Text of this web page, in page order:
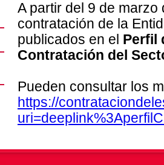
A partir del 9 de
contratación de la
publicados en el Perfil
Contratación del
Pueden consultar los
https://